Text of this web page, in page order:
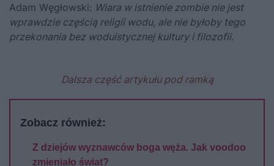
Adam Węgłowski: Wiara w istnienie zombie nie jest
wprawdzie częścią religii wodu, ale nie byłoby tego
przekonania bez woduistycznej kultury i filozofii.
Dalsza część artykułu pod ramką
Zobacz również:
Z dziejów wyznawców boga węża. Jak voodoo
zmieniało świat?